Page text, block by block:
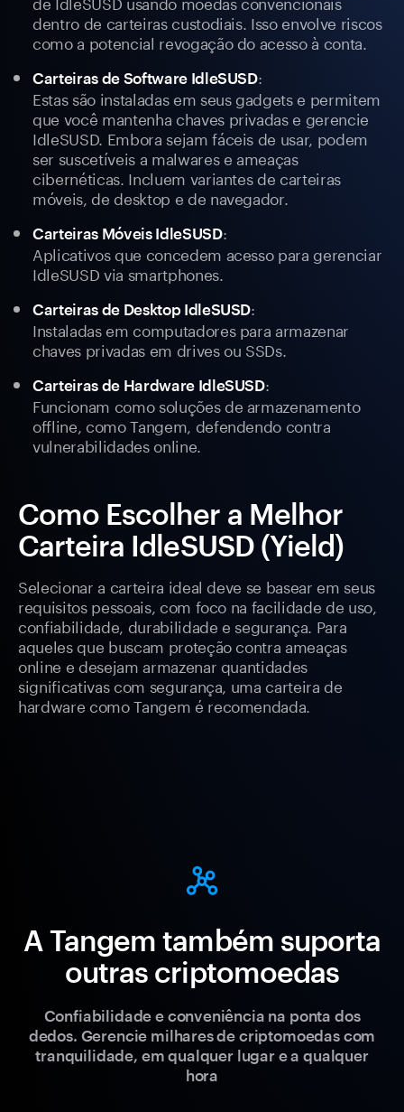
dentro de carteiras custodiais. Isso envolve riscos
como a potencial revogação do acesso à conta.
Carteiras de Software IdleSUSD:
Estas são instaladas em seus gadgets e permitem
que você mantenha chaves privadas e gerencie
IdleSUSD. Embora sejam fáceis de usar, podem
ser suscetíveis a malwares e ameaças
cibernéticas. Incluem variantes de carteiras
móveis, de desktop e de navegador.
Carteiras Móveis IdleSUSD:
Aplicativos que concedem acesso para gerenciar
IdleSUSD via smartphones.
Carteiras de Desktop IdleSUSD:
Instaladas em computadores para armazenar
chaves privadas em drives ou SSDs.
Carteiras de Hardware IdleSUSD:
Funcionam como soluções de armazenamento
offline, como Tangem, defendendo contra
vulnerabilidades online.
Como Escolher a Melhor
Carteira IdleSUSD (Yield)
Selecionar a carteira ideal deve se basear em seus
requisitos pessoais, com foco na facilidade de uso,
confiabilidade, durabilidade e segurança. Para
aqueles que buscam proteção contra ameaças
online e desejam armazenar quantidades
significativas com segurança, uma carteira de
hardware como Tangem é recomendada.
A Tangem também suporta
outras criptomoedas
Confiabilidade e conveniência na ponta dos
dedos. Gerencie milhares de criptomoedas com
tranquilidade, em qualquer lugar e a qualquer
hora